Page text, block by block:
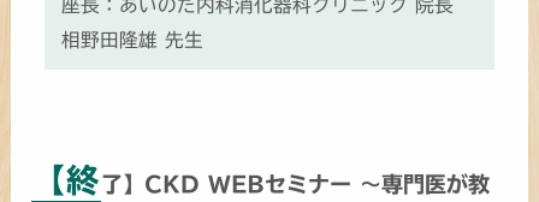
座長：あいのた内科消化器科クリニック 院長
相野田隆雄 先生
【終了】CKD WEBセミナー ～専門医が教